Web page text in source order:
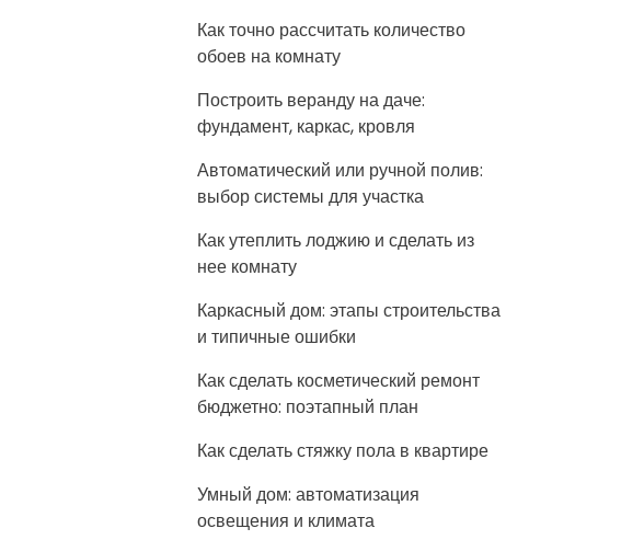
Как точно рассчитать количество
обоев на комнату
Построить веранду на даче:
фундамент, каркас, кровля
Автоматический или ручной полив:
выбор системы для участка
Как утеплить лоджию и сделать из
нее комнату
Каркасный дом: этапы строительства
и типичные ошибки
Как сделать косметический ремонт
бюджетно: поэтапный план
Как сделать стяжку пола в квартире
Умный дом: автоматизация
освещения и климата